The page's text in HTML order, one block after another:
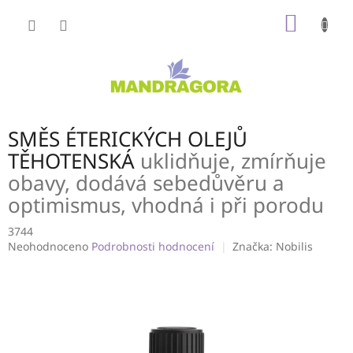
SMĚS ÉTERICKÝCH OLEJŮ
TĚHOTENSKÁ uklidňuje, zmírňuje
obavy, dodává sebedůvěru a
optimismus, vhodná i při porodu
3744
Průměrné
Neohodnoceno Podrobnosti hodnocení Značka: Nobilis